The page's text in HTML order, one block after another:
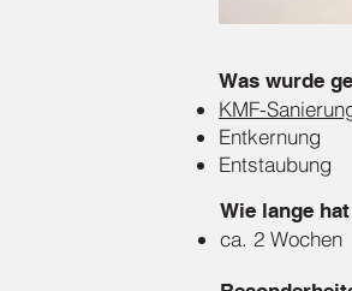
Was wurde
KMF-
Entkernung
Entstaubung
Wie lange
ca. 2 Wochen